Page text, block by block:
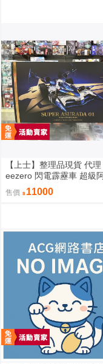
【上士】整理品現貨 代
eezero 閃電霹靂車 超級
完全變形 無壓克力盒 請詳
售價 11000